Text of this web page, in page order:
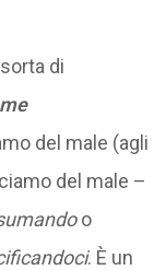
di
del male (agli
del male –
o
. È un